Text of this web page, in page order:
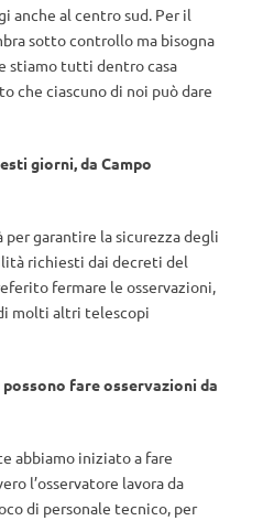
anche al centro sud. Per il
sotto controllo ma bisogna
stiamo tutti dentro casa
che ciascuno di noi può dare
giorni, da Campo
garantire la sicurezza degli
richiesti dai decreti del
fermare le osservazioni,
molti altri telescopi
fare osservazioni da
abbiamo iniziato a fare
l’osservatore lavora da
di personale tecnico, per